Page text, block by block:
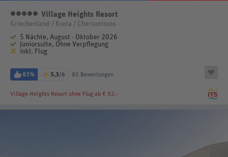
5 Sterne
Village Heights Resort
Griechenland / Kreta / Chersonissos
5 Nächte, August - Oktober 2026
Juniorsuite, Ohne Verpflegung
inkl. Flug
83% 5,3/6 85 Bewertungen
Village Heights Resort ohne Flug ab € 52.-